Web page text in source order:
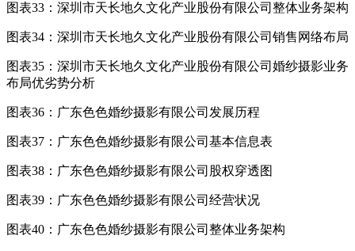
图表33：深圳市天长地久文化产业股份有限公司整体业务架构
图表34：深圳市天长地久文化产业股份有限公司销售网络布局
图表35：深圳市天长地久文化产业股份有限公司婚纱摄影业务
布局优劣势分析
图表36：广东色色婚纱摄影有限公司发展历程
图表37：广东色色婚纱摄影有限公司基本信息表
图表38：广东色色婚纱摄影有限公司股权穿透图
图表39：广东色色婚纱摄影有限公司经营状况
图表40：广东色色婚纱摄影有限公司整体业务架构